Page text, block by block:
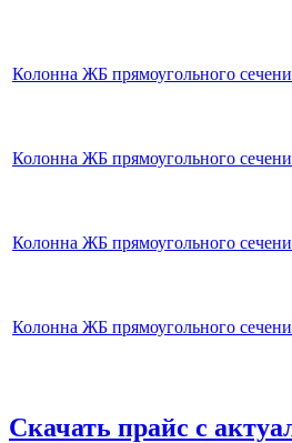
Колонна ЖБ прямоугольного
Колонна ЖБ прямоугольного
Колонна ЖБ прямоугольного
Колонна ЖБ прямоугольного
Скачать прайс с